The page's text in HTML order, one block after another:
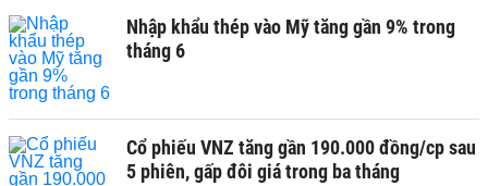
Nhập khẩu thép vào Mỹ tăng gần 9% trong
tháng 6
Cổ phiếu VNZ tăng gần 190.000 đồng/cp sau
5 phiên, gấp đôi giá trong ba tháng